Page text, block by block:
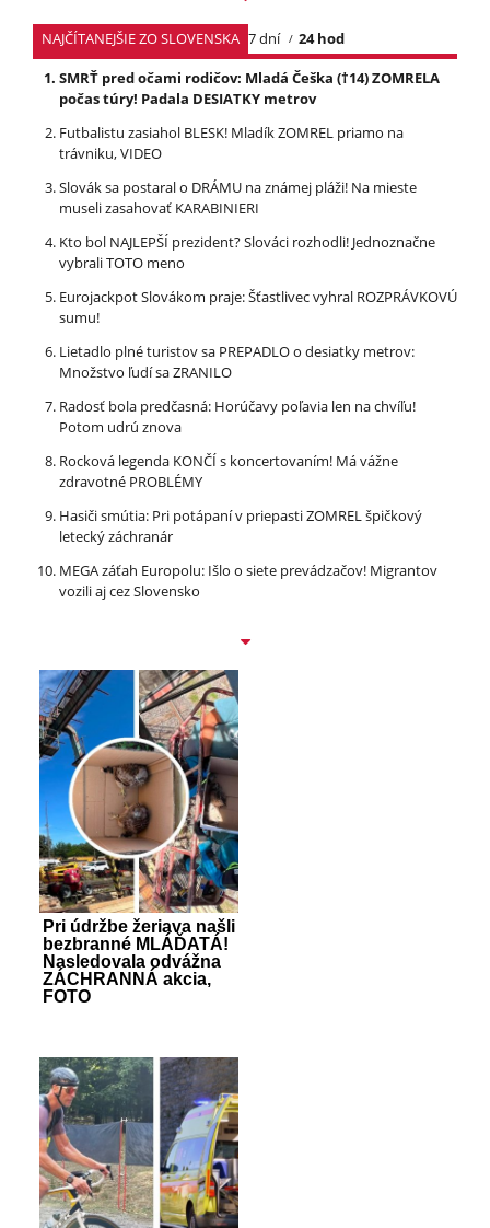
NAJČÍTANEJŠIE ZO SLOVENSKA 7 dní
24 hod
SMRŤ pred očami rodičov: Mladá Češka (†14) ZOMRELA
počas túry! Padala DESIATKY metrov
Futbalistu zasiahol BLESK! Mladík ZOMREL priamo na
trávniku, VIDEO
Slovák sa postaral o DRÁMU na známej pláži! Na mieste
museli zasahovať KARABINIERI
Kto bol NAJLEPŠÍ prezident? Slováci rozhodli! Jednoznačne
vybrali TOTO meno
Eurojackpot Slovákom praje: Šťastlivec vyhral ROZPRÁVKOVÚ
sumu!
Lietadlo plné turistov sa PREPADLO o desiatky metrov:
Množstvo ľudí sa ZRANILO
Radosť bola predčasná: Horúčavy poľavia len na chvíľu!
Potom udrú znova
Rocková legenda KONČÍ s koncertovaním! Má vážne
zdravotné PROBLÉMY
Hasiči smútia: Pri potápaní v priepasti ZOMREL špičkový
letecký záchranár
MEGA záťah Europolu: Išlo o siete prevádzačov! Migrantov
vozili aj cez Slovensko
Pri údržbe žeriava našli
bezbranné MLÁĎATÁ!
Nasledovala odvážna
ZÁCHRANNÁ akcia,
FOTO